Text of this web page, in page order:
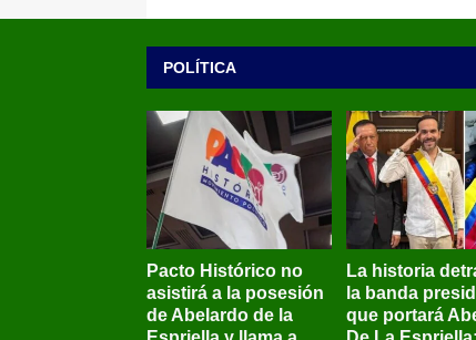
POLÍTICA
Pacto Histórico no
asistirá a la posesión
de Abelardo de la
La historia
la banda
que portará